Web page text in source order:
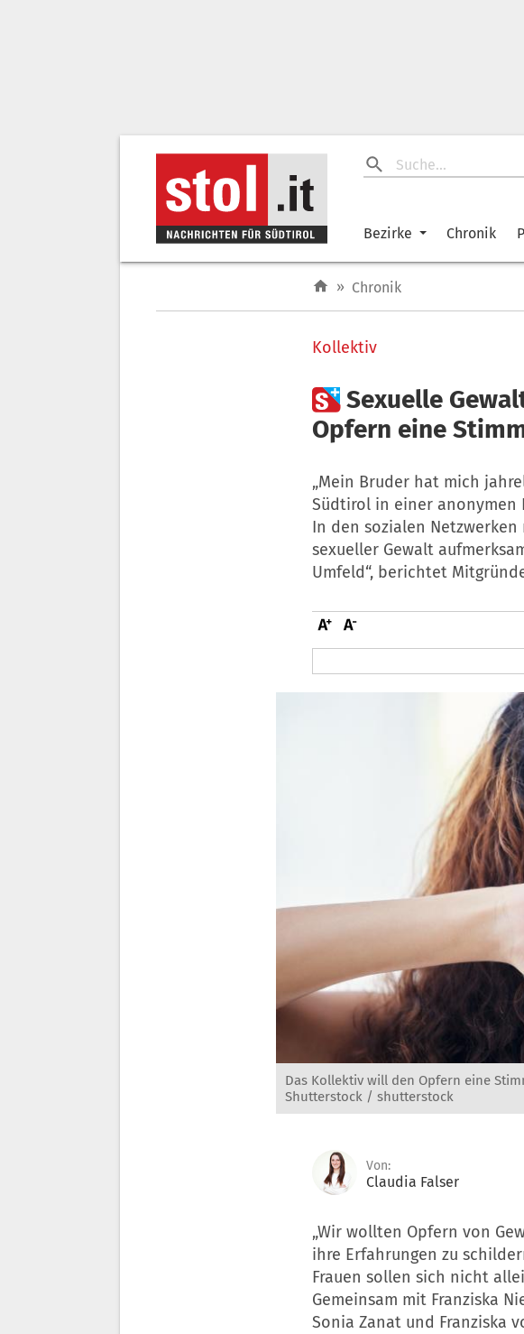
Bezirke Chronik
» Chronik
Kollektiv
Sexuelle
Opfern eine
„Mein Bruder hat mich
Südtirol in einer anonymen
In den sozialen
sexueller Gewalt
Umfeld“, berichtet
Das Kollektiv will den Opfern eine
Shutterstock / shutterstock
Von:
Claudia Falser
„Wir wollten Opfern von
ihre Erfahrungen zu
Frauen sollen sich nicht
Gemeinsam mit Franziska
Sonia Zanat und Franziska